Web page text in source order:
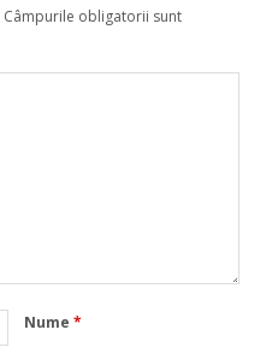
Câmpurile obligatorii sunt
Nume*